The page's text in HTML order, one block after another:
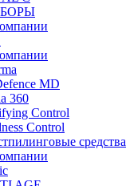
MD
360
Control
Control
средства